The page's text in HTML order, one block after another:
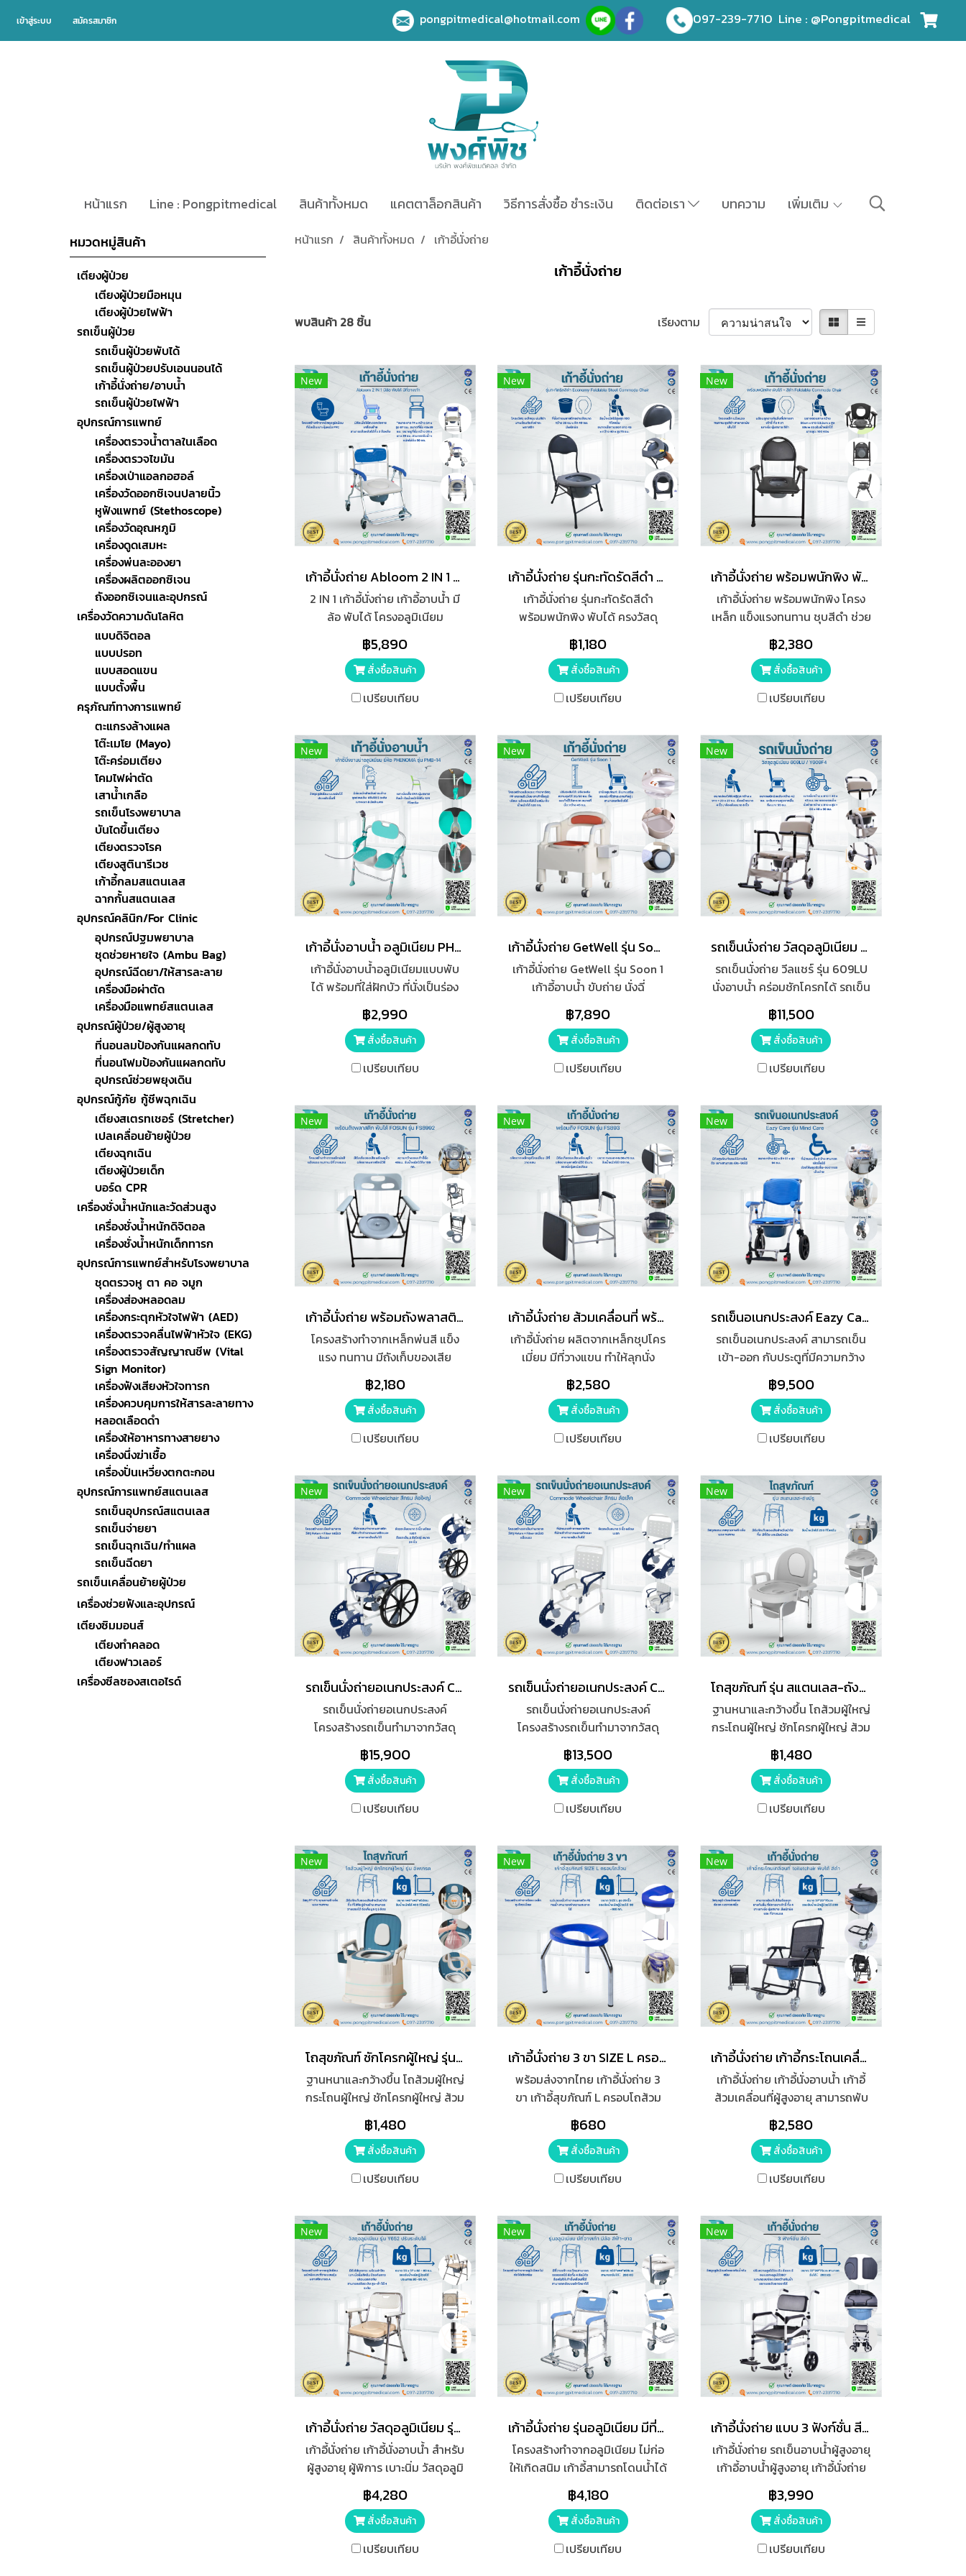
เข้าสู่ระบบ สมัครสมาชิก pongpitmedical@hotmail.com 097-239-7710 Line : @Pongpitmedical
หน้าแรก Line : Pongpitmedical สินค้าทั้งหมด แคตตาล็อกสินค้า วิธีการสั่งซื้อ ชำระเงิน ติดต่อเรา บทความ เพิ่มเติม
หน้าแรก สินค้าทั้งหมด เก้าอี้นั่งถ่าย
เก้าอี้นั่งถ่าย
พบสินค้า 28 ชิ้น เรียงตาม
New
เก้าอี้นั่งถ่าย Abloom 2 IN 1 มีล้อ พับได้ มีที่วางเท้า
2 IN 1 เก้าอี้นั่งถ่าย เก้าอี้อาบน้ำ มี
ล้อ พับได้ โครงอลูมิเนียม
Foldable Commode Chair
Shower Chair with Wheels
ดีไซน์สวยด้วยเบาะ สีขาวนวล ตัด
กับสีน้ำเงินสดใสของพนักพิง
฿5,890
สั่งซื้อสินค้า
เปรียบเทียบ
New
เก้าอี้นั่งถ่าย รุ่นกะทัดรัดสีดำ Economy Foldable Steel Commode Chair
เก้าอี้นั่งถ่าย รุ่นกะทัดรัดสีดำ
พร้อมพนักพิง พับได้ ครงวัสดุ
เหล็กชุบ พ่นสีดำ โครงสร้างไม่ซับ
ซ้อน เหมือนเก้าอี้นั่งทั่วไป ใช้งาน
ง่าย
฿1,180
สั่งซื้อสินค้า
เปรียบเทียบ
New
เก้าอี้นั่งถ่าย พร้อมพนักพิง พับได้ - สีดำ Foldable Commode Chair
เก้าอี้นั่งถ่าย พร้อมพนักพิง โครง
เหล็ก แข็งแรงทนทาน ชุบสีดำ ช่วย
ให้ไม่เลอะได้ง่าย สามารถพับเก็บได้
สะดวกต่อการพกพา
฿2,380
สั่งซื้อสินค้า
เปรียบเทียบ
New
เก้าอี้นั่งอาบน้ำ อลูมิเนียม PHENOMA รุ่น PMB-14
เก้าอี้นั่งอาบน้ำอลูมิเนียมแบบพับ
ได้ พร้อมที่ใส่ฝักบัว ที่นั่งเป็นร่อง
กว้างสะดวกต่อการทำความสะอาด
จุดซ่อนเร้น สำหรับผู้ป่วยและผู้สูง
อายุ ปรับได้ 5 ระดับ รับน้ำหนักได้
สูงสุด 125 กิโลกรัม มีจุกยางกันลื่น
สีเขียวมินต์
฿2,990
สั่งซื้อสินค้า
เปรียบเทียบ
New
เก้าอี้นั่งถ่าย GetWell รุ่น Soon 1
เก้าอี้นั่งถ่าย GetWell รุ่น Soon 1
เก้าอี้อาบน้ำ ขับถ่าย นั่งฉี่
อเนกประสงค์ ดีไซน์สวย ที่สุขภัณฑ์
เคลื่อนที่ ปัสสาวะได้
฿7,890
สั่งซื้อสินค้า
เปรียบเทียบ
New
รถเข็นนั่งถ่าย วัสดุอลูมิเนียม 609LU / Y609F4
รถเข็นนั่งถ่าย วีลแชร์ รุ่น 609LU
นั่งอาบน้ำ คร่อมชักโครกได้ รถเข็น
วีลแชร์ นั่งถ่าย ล้อหน้าขนาด 4 นิ้ว
/ ล้อหลังขนาด 8 นิ้ว
฿11,500
สั่งซื้อสินค้า
เปรียบเทียบ
New
เก้าอี้นั่งถ่าย พร้อมถังพลาสติก พับได้ FOSUN รุ่น FS8992
โครงสร้างทำจากเหล็กพ่นสี แข็ง
แรง ทนทาน มีถังเก็บของเสีย
พร้อมหูหิ้ว มีที่วางแขน ทำให้ลุกนั่ง
สะดวกในการลุกมากขึ้น
฿2,180
สั่งซื้อสินค้า
เปรียบเทียบ
New
เก้าอี้นั่งถ่าย ส้วมเคลื่อนที่ พร้อมถัง FOSUN รุ่น FS893
เก้าอี้นั่งถ่าย ผลิตจากเหล็กชุปโคร
เมี่ยม มีที่วางแขน ทำให้ลุกนั่ง
สะดวกในการลุกมากขึ้น มีถังเก็บ
ของเสีย พร้อมหูหิ้ว ผลิตจาก
พลาสติกพีวีชี
฿2,580
สั่งซื้อสินค้า
เปรียบเทียบ
New
รถเข็นอเนกประสงค์ Eazy Care รุ่น Mind Care ขนาด M ล้อเล็ก
รถเข็นอเนกประสงค์ สามารถเข็น
เข้า-ออก กับประตูที่มีความกว้าง
ตั้งแต่ 65 ซม. ขึ้นไป ใช้ร่วมกับโถ
สุขภัณฑ์ที่มีความกว้างไม่เกิน 40
ซม.
฿9,500
สั่งซื้อสินค้า
เปรียบเทียบ
New
รถเข็นนั่งถ่ายอเนกประสงค์ Commode Wheelchair สีกรม ล้อใหญ่
รถเข็นนั่งถ่ายอเนกประสงค์
โครงสร้างรถเข็นทำมาจากวัสดุ
Nylon + Fiber เหนียว แข็งแรง
แผ่นรองนั่งทำมาจากวัสดุ PU
Foam และสามารถถอดออกได้
฿15,900
สั่งซื้อสินค้า
เปรียบเทียบ
New
รถเข็นนั่งถ่ายอเนกประสงค์ Commode Wheelchair สีกรม ล้อเล็ก
รถเข็นนั่งถ่ายอเนกประสงค์
โครงสร้างรถเข็นทำมาจากวัสดุ
Nylon + Fiber เหนียว แข็งแรง
แผ่นรองนั่งทำมาจากวัสดุ PU
Foam และสามารถถอดออกได้
฿13,500
สั่งซื้อสินค้า
เปรียบเทียบ
New
โถสุขภัณฑ์ รุ่น สแตนเลส-ถังมีรู
ฐานหนาและกว้างขึ้น โถส้วมผู้ใหญ่
กระโถนผู้ใหญ่ ชักโครกผู้ใหญ่ ส้วม
เคลื่อนที่ ส้วมผู้สูงอายุ กระโถนฉี่
คนแก่
฿1,480
สั่งซื้อสินค้า
เปรียบเทียบ
New
โถสุขภัณฑ์ ชักโครกผู้ใหญ่ รุ่น อัพเกรด
ฐานหนาและกว้างขึ้น โถส้วมผู้ใหญ่
กระโถนผู้ใหญ่ ชักโครกผู้ใหญ่ ส้วม
เคลื่อนที่ ส้วมผู้สูงอายุ กระโถนฉี่
คนแก่ สุขาเคลื่อนที่
฿1,480
สั่งซื้อสินค้า
เปรียบเทียบ
New
เก้าอี้นั่งถ่าย 3 ขา SIZE L ครอบโถส้วม
พร้อมส่งจากไทย เก้าอี้นั่งถ่าย 3
ขา เก้าอี้สุขภัณฑ์ L ครอบโถส้วม
สุขาคนป่วย เก้าอี้คนแก่ เก้าอี้ครอบ
โถส้วม
฿680
สั่งซื้อสินค้า
เปรียบเทียบ
New
เก้าอี้นั่งถ่าย เก้าอี้กระโถนเคลื่อนที่ toiletchair พับได้ สีดำ
เก้าอี้นั่งถ่าย เก้าอี้นั่งอาบน้ำ เก้าอี้
ส้วมเคลื่อนที่ผู้สูงอายุ สามารถพับ
เก็บได้ เบา แข็ง
wheelchair/toiletchair
฿2,580
สั่งซื้อสินค้า
เปรียบเทียบ
New
เก้าอี้นั่งถ่าย วัสดุอลูมิเนียม รุ่น Y652 ปรับระดับได้
เก้าอี้นั่งถ่าย เก้าอี้นั่งอาบน้ำ สำหรับ
ผู้สูงอายุ ผู้พิการ เบาะนิ่ม วัสดุอลูมิ
เนียม Y652 ปรับระดับได้
฿4,280
สั่งซื้อสินค้า
เปรียบเทียบ
New
เก้าอี้นั่งถ่าย รุ่นอลูมิเนียม มีที่วางเท้า มีล้อ สีฟ้า-ขาว
โครงสร้างทำจากอลูมิเนียม ไม่ก่อ
ให้เกิดสนิม เก้าอี้สามารถโดนน้ำได้
เบาะนั่งทำจากพลาสติกสีครีม มี
ความนิ่ม ผู้สูงอายุสามารถนั่งได้
นาน ไม่ก่อให้เกิดการเสียดสิวของ
ผิวหนังระหว่างนั่งถ่าย
฿4,180
สั่งซื้อสินค้า
เปรียบเทียบ
New
เก้าอี้นั่งถ่าย แบบ 3 ฟังก์ชั่น สีดำ
เก้าอี้นั่งถ่าย รถเข็นอาบน้ำผู้สูงอายุ
เก้าอี้อาบน้ำผู้สูงอายุ เก้าอี้นั่งถ่าย
รถเข็นผู้ป่วย เก้าอี้นั่งอุจจาระ
฿3,990
สั่งซื้อสินค้า
เปรียบเทียบ
หมวดหมู่สินค้า
เตียงผู้ป่วย
เตียงผู้ป่วยมือหมุน
เตียงผู้ป่วยไฟฟ้า
รถเข็นผู้ป่วย
รถเข็นผู้ป่วยพับได้
รถเข็นผู้ป่วยปรับเอนนอนได้
เก้าอี้นั่งถ่าย/อาบน้ำ
รถเข็นผู้ป่วยไฟฟ้า
อุปกรณ์การแพทย์
เครื่องตรวจน้ำตาลในเลือด
เครื่องตรวจไขมัน
เครื่องเป่าแอลกอฮอล์
เครื่องวัดออกซิเจนปลายนิ้ว
หูฟังแพทย์ (Stethoscope)
เครื่องวัดอุณหภูมิ
เครื่องดูดเสมหะ
เครื่องพ่นละอองยา
เครื่องผลิตออกซิเจน
ถังออกซิเจนและอุปกรณ์
เครื่องวัดความดันโลหิต
แบบดิจิตอล
แบบปรอท
แบบสอดแขน
แบบตั้งพื้น
ครุภัณฑ์ทางการแพทย์
ตะแกรงล้างแผล
โต๊ะเมโย (Mayo)
โต๊ะคร่อมเตียง
โคมไฟผ่าตัด
เสาน้ำเกลือ
รถเข็นโรงพยาบาล
บันไดขึ้นเตียง
เตียงตรวจโรค
เตียงสูตินารีเวช
เก้าอี้กลมสแตนเลส
ฉากกั้นสแตนเลส
อุปกรณ์คลินิก/For Clinic
อุปกรณ์ปฐมพยาบาล
ชุดช่วยหายใจ (Ambu Bag)
อุปกรณ์ฉีดยา/ให้สารละลาย
เครื่องมือผ่าตัด
เครื่องมือแพทย์สแตนเลส
อุปกรณ์ผู้ป่วย/ผู้สูงอายุ
ที่นอนลมป้องกันแผลกดทับ
ที่นอนโฟมป้องกันแผลกดทับ
อุปกรณ์ช่วยพยุงเดิน
อุปกรณ์กู้ภัย กู้ชีพฉุกเฉิน
เตียงสเตรทเชอร์ (Stretcher)
เปลเคลื่อนย้ายผู้ป่วย
เตียงฉุกเฉิน
เตียงผู้ป่วยเด็ก
บอร์ด CPR
เครื่องชั่งน้ำหนักและวัดส่วนสูง
เครื่องชั่งน้ำหนักดิจิตอล
เครื่องชั่งน้ำหนักเด็กทารก
อุปกรณ์การแพทย์สำหรับโรงพยาบาล
ชุดตรวจหู ตา คอ จมูก
เครื่องส่องหลอดลม
เครื่องกระตุกหัวใจไฟฟ้า (AED)
เครื่องตรวจคลื่นไฟฟ้าหัวใจ (EKG)
เครื่องตรวจสัญญาณชีพ (Vital
Sign Monitor)
เครื่องฟังเสียงหัวใจทารก
เครื่องควบคุมการให้สารละลายทาง
หลอดเลือดดำ
เครื่องให้อาหารทางสายยาง
เครื่องนึ่งฆ่าเชื้อ
เครื่องปั่นเหวี่ยงตกตะกอน
อุปกรณ์การแพทย์สแตนเลส
รถเข็นอุปกรณ์สแตนเลส
รถเข็นจ่ายยา
รถเข็นฉุกเฉิน/ทำแผล
รถเข็นฉีดยา
รถเข็นเคลื่อนย้ายผู้ป่วย
เครื่องช่วยฟังและอุปกรณ์
เตียงซิมมอนส์
เตียงทำคลอด
เตียงฟาวเลอร์
เครื่องซีลซองสเตอไรด์